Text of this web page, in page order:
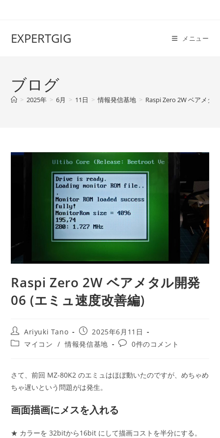
EXPERTGIG メニュー
ブログ
> 2025年 > 6月 > 11日 > 情報発信基地 > Raspi Zero 2W ベアメタ
Raspi Zero 2W ベアメタル開発
06 (エミュ速度改善編)
Ariyuki Tano
2025年6月11日
マイコン / 情報発信基地 0件のコメント
さて、前回 MZ-80K2 のエミュはほぼ動いたのですが、めちゃめ
ちゃ遅いという問題がは発生。
画面描画にメスを入れる
★ カラーを 32bitから16bit にして描画コストを半分にする。